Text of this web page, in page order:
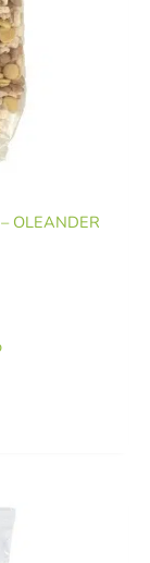
OLEANDER